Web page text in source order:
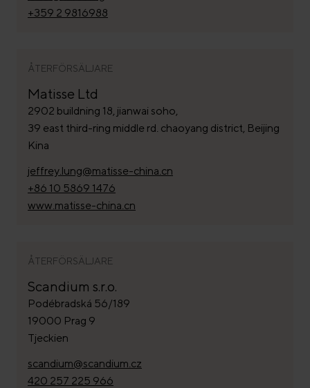
+359 2 9816988
ÅTERFÖRSÄLJARE
Matisse Ltd
2902 buildning 18, jianwai soho,
39 east third-ring middle rd. chaoyang district, Beijing
Kina
jeffrey.lung@matisse-china.cn
+86 10 5869 1476
www.matisse-china.cn
ÅTERFÖRSÄLJARE
Scandium s.r.o.
Podébradská 56/189
19000 Prag 9
Tjeckien
scandium@scandium.cz
420 257 225 966